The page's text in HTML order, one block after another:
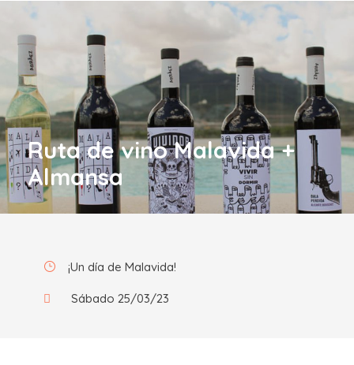
Ruta de vino Malavida +
Almansa
¡Un día de Malavida!
Sábado 25/03/23